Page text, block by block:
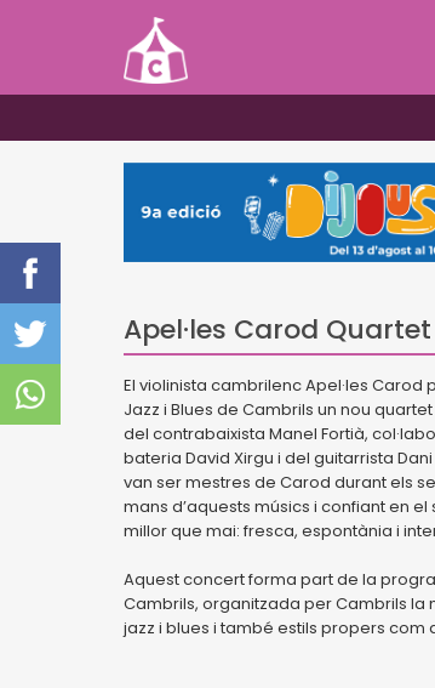
Apel·les Carod
El violinista cambrilenc Apel·les
Jazz i Blues de Cambrils un nou
del contrabaixista Manel Fortià,
bateria David Xirgu i del guitarrista
van ser mestres de Carod durant els
mans d’aquests músics i confiant en
millor que mai: fresca, espontània i
Aquest concert forma part de la
Cambrils, organitzada per Cambrils la
jazz i blues i també estils propers com